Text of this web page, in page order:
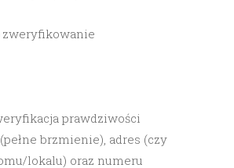
zweryfikowanie
prawdziwości
brzmienie), adres (czy
lokalu) oraz numeru